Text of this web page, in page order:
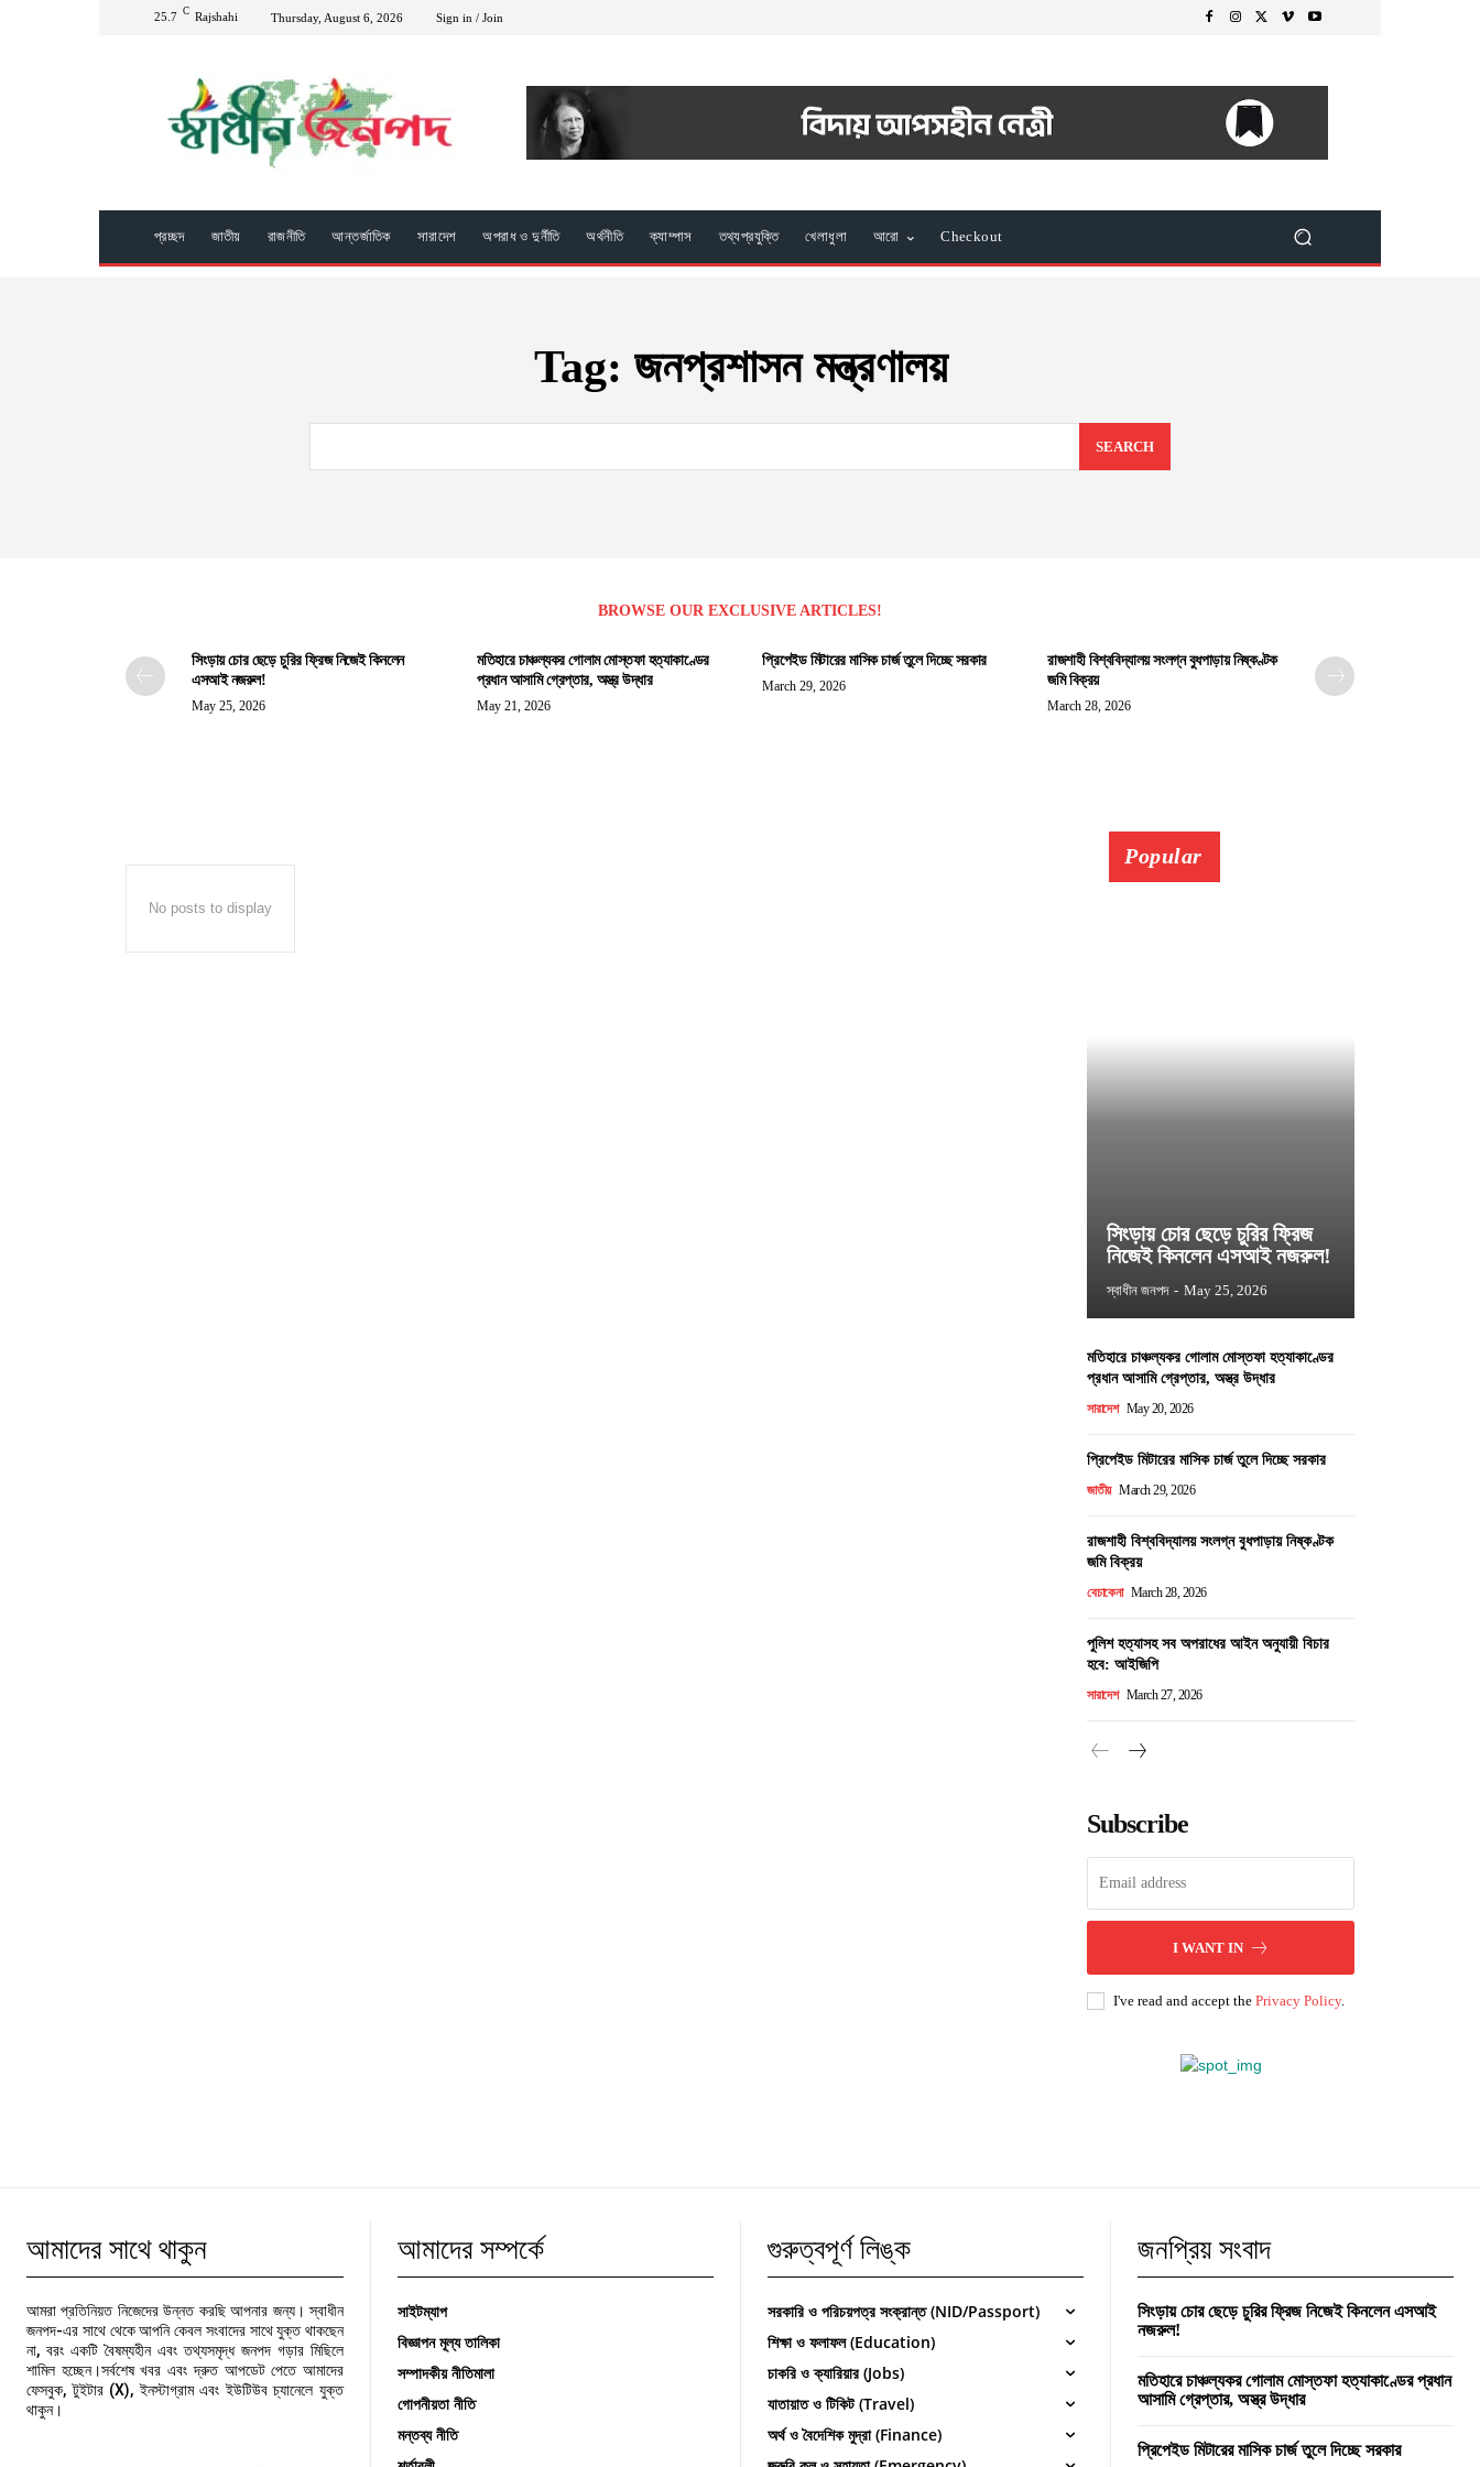
25.7 C Rajshahi Thursday, August 6, 2026 Sign in / Join
প্রচ্ছদ জাতীয় রাজনীতি আন্তর্জাতিক সারাদেশ অপরাধ ও দুর্নীতি অর্থনীতি ক্যাম্পাস তথ্যপ্রযুক্তি খেলাধুলা আরো Checkout
Tag: জনপ্রশাসন মন্ত্রণালয়
SEARCH
BROWSE OUR EXCLUSIVE ARTICLES!
সিংড়ায় চোর ছেড়ে চুরির ফ্রিজ নিজেই কিনলেন
এসআই নজরুল!
May 25, 2026
মতিহারে চাঞ্চল্যকর গোলাম মোস্তফা হত্যাকাণ্ডের
প্রধান আসামি গ্রেপ্তার, অস্ত্র উদ্ধার
May 21, 2026
প্রিপেইড মিটারের মাসিক চার্জ তুলে দিচ্ছে সরকার
March 29, 2026
রাজশাহী বিশ্ববিদ্যালয় সংলগ্ন বুধপাড়ায় নিষ্কণ্টক
জমি বিক্রয়
March 28, 2026
No posts to display
Popular
সিংড়ায় চোর ছেড়ে চুরির ফ্রিজ
নিজেই কিনলেন এসআই নজরুল!
স্বাধীন জনপদ - May 25, 2026
মতিহারে চাঞ্চল্যকর গোলাম মোস্তফা হত্যাকাণ্ডের
প্রধান আসামি গ্রেপ্তার, অস্ত্র উদ্ধার
সারাদেশ May 20, 2026
প্রিপেইড মিটারের মাসিক চার্জ তুলে দিচ্ছে সরকার
জাতীয় March 29, 2026
রাজশাহী বিশ্ববিদ্যালয় সংলগ্ন বুধপাড়ায় নিষ্কণ্টক
জমি বিক্রয়
বেচাকেনা March 28, 2026
পুলিশ হত্যাসহ সব অপরাধের আইন অনুযায়ী বিচার
হবে: আইজিপি
সারাদেশ March 27, 2026
Subscribe
I WANT IN
I've read and accept the Privacy Policy.
আমাদের সাথে থাকুন
আমরা প্রতিনিয়ত নিজেদের উন্নত করছি আপনার জন্য। স্বাধীন
জনপদ-এর সাথে থেকে আপনি কেবল সংবাদের সাথে যুক্ত থাকছেন
না, বরং একটি বৈষম্যহীন এবং তথ্যসমৃদ্ধ জনপদ গড়ার মিছিলে
শামিল হচ্ছেন।সর্বশেষ খবর এবং দ্রুত আপডেট পেতে আমাদের
ফেসবুক, টুইটার (X), ইনস্টাগ্রাম এবং ইউটিউব চ্যানেলে যুক্ত
থাকুন।
আমাদের সম্পর্কে
সাইটম্যাপ
বিজ্ঞাপন মূল্য তালিকা
সম্পাদকীয় নীতিমালা
গোপনীয়তা নীতি
মন্তব্য নীতি
গুরুত্বপূর্ণ লিঙ্ক
সরকারি ও পরিচয়পত্র সংক্রান্ত (NID/Passport)
শিক্ষা ও ফলাফল (Education)
চাকরি ও ক্যারিয়ার (Jobs)
যাতায়াত ও টিকিট (Travel)
অর্থ ও বৈদেশিক মুদ্রা (Finance)
জনপ্রিয় সংবাদ
সিংড়ায় চোর ছেড়ে চুরির ফ্রিজ নিজেই কিনলেন এসআই
নজরুল!
মতিহারে চাঞ্চল্যকর গোলাম মোস্তফা হত্যাকাণ্ডের প্রধান
আসামি গ্রেপ্তার, অস্ত্র উদ্ধার
প্রিপেইড মিটারের মাসিক চার্জ তুলে দিচ্ছে সরকার